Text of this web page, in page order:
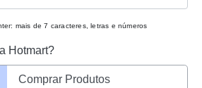
mais de 7 caracteres, letras e números
Hotmart?
Comprar Produtos